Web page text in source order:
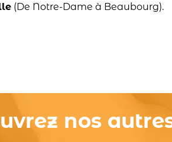
(De Notre-Dame à Beaubourg).
nos